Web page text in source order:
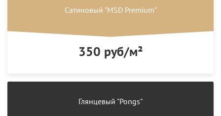
Сатиновый "MSD Premium"
350 руб/м²
Глянцевый "Pongs"